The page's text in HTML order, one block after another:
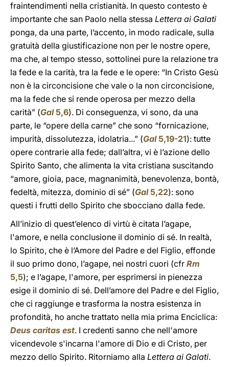
fraintendimenti nella cristianità. In questo contesto è
importante che san Paolo nella stessa Lettera ai Galati
ponga, da una parte, l’accento, in modo radicale, sulla
gratuità della giustificazione non per le nostre opere,
ma che, al tempo stesso, sottolinei pure la relazione tra
la fede e la carità, tra la fede e le opere: “In Cristo Gesù
non è la circoncisione che vale o la non circoncisione,
ma la fede che si rende operosa per mezzo della
carità” (Gal5,6). Di conseguenza, vi sono, da una
parte, le “opere della carne” che sono “fornicazione,
impurità, dissolutezza, idolatria...” (Gal5,19-21): tutte
opere contrarie alla fede; dall’altra, vi è l’azione dello
Spirito Santo, che alimenta la vita cristiana suscitando
“amore, gioia, pace, magnanimità, benevolenza, bontà,
fedeltà, mitezza, dominio di sé” (Gal5,22): sono
questi i frutti dello Spirito che sbocciano dalla fede.
All’inizio di quest’elenco di virtù è citata l’agape,
l'amore, e nella conclusione il dominio di sé. In realtà,
lo Spirito, che è l’Amore del Padre e del Figlio, effonde
il suo primo dono, l’agape, nei nostri cuori (cfr Rm
5,5); e l’agape, l'amore, per esprimersi in pienezza
esige il dominio di sé. Dell’amore del Padre e del Figlio,
che ci raggiunge e trasforma la nostra esistenza in
profondità, ho anche trattato nella mia prima Enciclica:
Deus caritas est. I credenti sanno che nell'amore
vicendevole s'incarna l'amore di Dio e di Cristo, per
mezzo dello Spirito. Ritorniamo alla Lettera ai Galati.